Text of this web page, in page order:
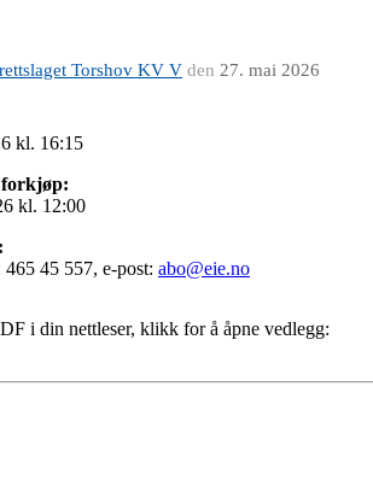
Torshov KV V den 27. mai 2026
kl. 16:15
forkjøp:
kl. 12:00
45 557, e-post: abo@eie.no
i din nettleser, klikk for å åpne vedlegg: